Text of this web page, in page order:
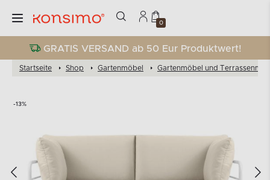
0
GRATIS VERSAND ab 50 Eur Produktwert!
Startseite Shop Gartenmöbel Gartenmöbel und
-13%